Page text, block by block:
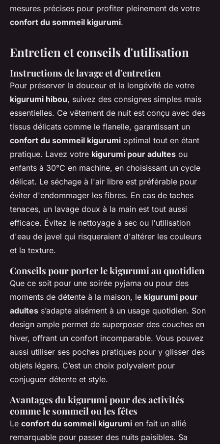
mesures précises pour profiter pleinement de votre
confort du sommeil kigurumi.
Entretien et conseils d'utilisation
Instructions de lavage et d'entretien
Pour préserver la douceur et la longévité de votre
kigurumi hibou, suivez des consignes simples mais
essentielles. Ce vêtement de nuit est conçu avec des
tissus délicats comme le flanelle, garantissant un
confort du sommeil kigurumi optimal tout en étant
pratique. Lavez votre kigurumi pour adultes ou
enfants à 30°C en machine, en choisissant un cycle
délicat. Le séchage à l'air libre est préférable pour
éviter d'endommager les fibres. En cas de taches
tenaces, un lavage doux à la main est tout aussi
efficace. Évitez le nettoyage à sec ou l'utilisation
d'eau de javel qui risqueraient d'altérer les couleurs
et la texture.
Conseils pour porter le kigurumi au quotidien
Que ce soit pour une soirée pyjama ou pour des
moments de détente à la maison, le kigurumi pour
adultes s’adapte aisément à un usage quotidien. Son
design ample permet de superposer des couches en
hiver, offrant un confort incomparable. Vous pouvez
aussi utiliser ses poches pratiques pour y glisser des
objets légers. C’est un choix polyvalent pour
conjuguer détente et style.
Avantages du kigurumi pour des activités
comme le sommeil ou les fêtes
Le confort du sommeil kigurumi en fait un allié
remarquable pour passer des nuits paisibles. Sa